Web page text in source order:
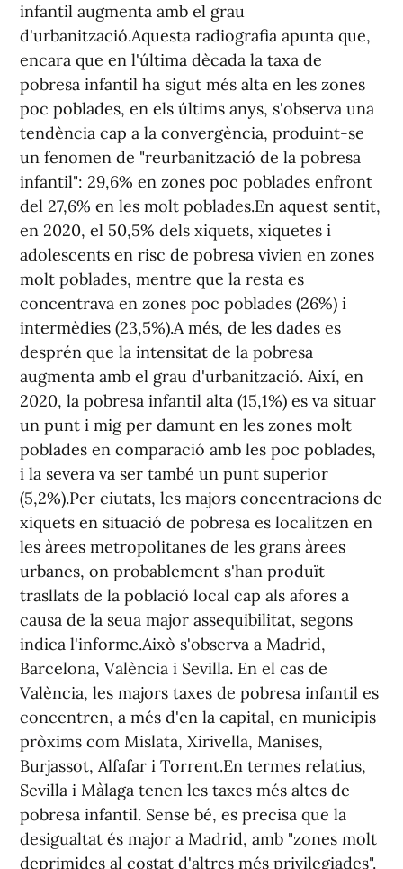
infantil augmenta amb el grau
d'urbanització.Aquesta radiografia apunta que,
encara que en l'última dècada la taxa de
pobresa infantil ha sigut més alta en les zones
poc poblades, en els últims anys, s'observa una
tendència cap a la convergència, produint-se
un fenomen de "reurbanització de la pobresa
infantil": 29,6% en zones poc poblades enfront
del 27,6% en les molt poblades.En aquest sentit,
en 2020, el 50,5% dels xiquets, xiquetes i
adolescents en risc de pobresa vivien en zones
molt poblades, mentre que la resta es
concentrava en zones poc poblades (26%) i
intermèdies (23,5%).A més, de les dades es
desprén que la intensitat de la pobresa
augmenta amb el grau d'urbanització. Així, en
2020, la pobresa infantil alta (15,1%) es va situar
un punt i mig per damunt en les zones molt
poblades en comparació amb les poc poblades,
i la severa va ser també un punt superior
(5,2%).Per ciutats, les majors concentracions de
xiquets en situació de pobresa es localitzen en
les àrees metropolitanes de les grans àrees
urbanes, on probablement s'han produït
trasllats de la població local cap als afores a
causa de la seua major assequibilitat, segons
indica l'informe.Això s'observa a Madrid,
Barcelona, València i Sevilla. En el cas de
València, les majors taxes de pobresa infantil es
concentren, a més d'en la capital, en municipis
pròxims com Mislata, Xirivella, Manises,
Burjassot, Alfafar i Torrent.En termes relatius,
Sevilla i Màlaga tenen les taxes més altes de
pobresa infantil. Sense bé, es precisa que la
desigualtat és major a Madrid, amb "zones molt
deprimides al costat d'altres més privilegiades".